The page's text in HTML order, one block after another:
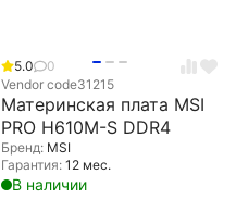
5.0
0
Vendor code31215
Материнская плата MSI
PRO H610M-S DDR4
Бренд: MSI
Гарантия: 12 мес.
В наличии